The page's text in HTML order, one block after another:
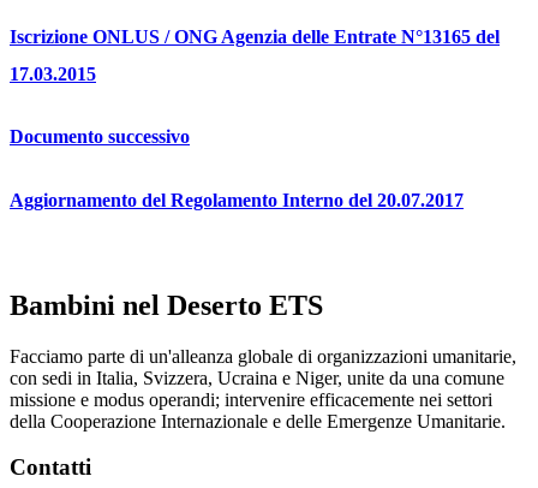
Iscrizione ONLUS / ONG Agenzia delle Entrate N°13165 del
17.03.2015
Documento successivo
Aggiornamento del Regolamento Interno del 20.07.2017
Bambini nel Deserto ETS
Facciamo parte di un'alleanza globale di organizzazioni umanitarie,
con sedi in Italia, Svizzera, Ucraina e Niger, unite da una comune
missione e modus operandi; intervenire efficacemente nei settori
della Cooperazione Internazionale e delle Emergenze Umanitarie.
Contatti